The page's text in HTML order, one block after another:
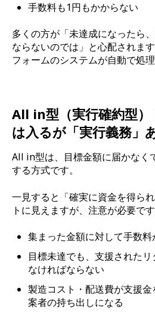
手数料も1円もかからない
多くの方が「未達成になったら
ならないのでは」と心配されま
フォームのシステムが自動で処理
All in型（実行確約型）
は入るが「実行義務」
All in型は、目標金額に届かなく
する方式です。
一見すると「確実に資金を得ら
トに見えますが、注意が必要です
集まった金額に対して手数料
目標未達でも、支援された
なければならない
製造コスト・配送費が支援
案者の持ち出しになる